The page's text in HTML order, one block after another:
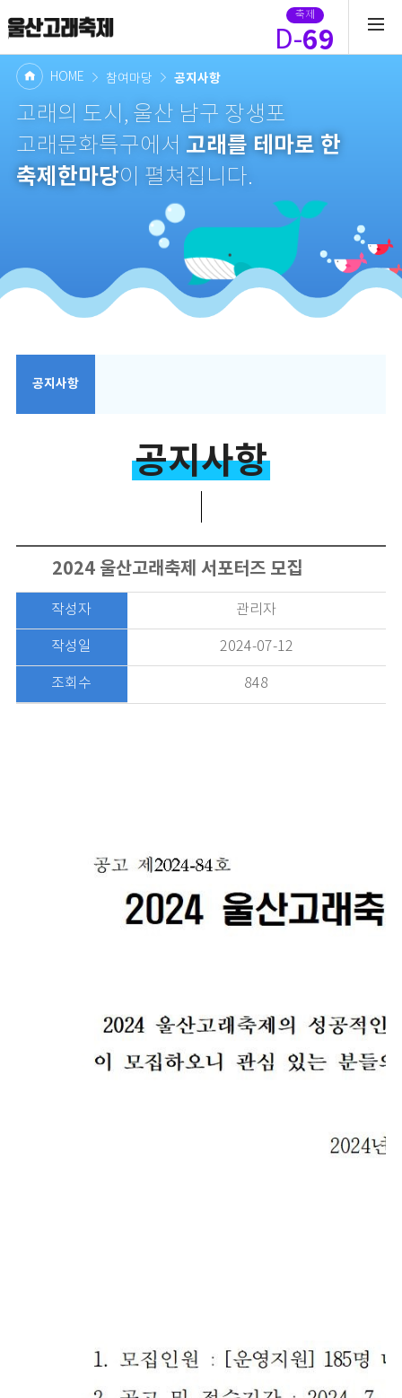
축제
D-69
HOME 참여마당 공지사항
고래의 도시, 울산 남구 장생포
고래문화특구에서 고래를 테마로 한
축제한마당이 펼쳐집니다.
공지사항
공지사항
2024 울산고래축제 서포터즈 모집
작성자 관리자
작성일 2024-07-12
조회수 848